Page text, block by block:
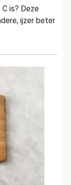
is? Deze
ijzer beter